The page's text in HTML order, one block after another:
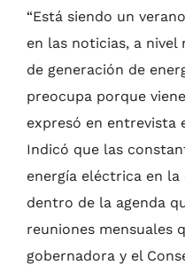
“Está siendo un
en las noticias, a
de generación de
preocupa porque
expresó en entrevista
Indicó que las
energía eléctrica en
dentro de la agenda
reuniones mensuales
gobernadora y el